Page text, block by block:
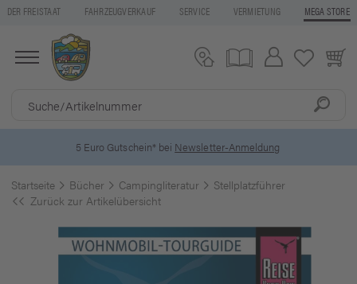
DER FREISTAAT FAHRZEUGVERKAUF SERVICE VERMIETUNG MEGA STORE
5 Euro Gutschein* bei Newsletter-Anmeldung
Startseite Bücher Campingliteratur
Stellplatzführer
Zurück zur Artikelübersicht